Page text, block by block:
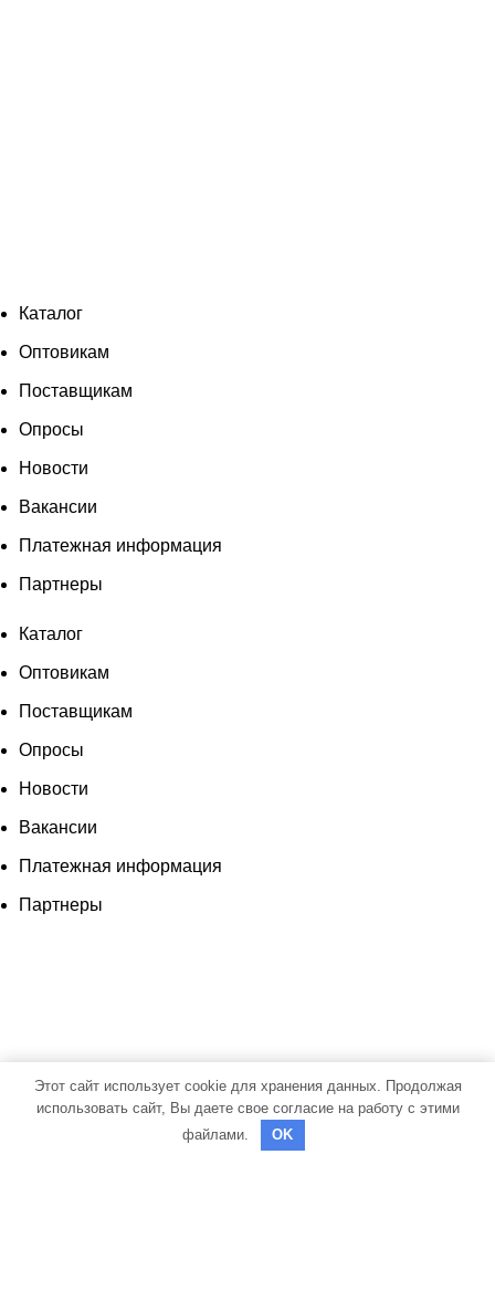
Каталог
Оптовикам
Поставщикам
Опросы
Новости
Вакансии
Платежная информация
Партнеры
Каталог
Оптовикам
Поставщикам
Опросы
Новости
Вакансии
Платежная информация
Партнеры
Этот сайт использует cookie для хранения данных. Продолжая
использовать сайт, Вы даете свое согласие на работу с этими
файлами.
OK